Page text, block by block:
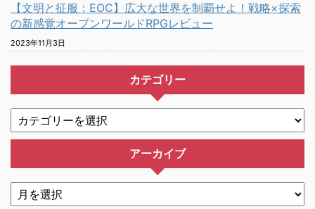
【文明と征服：EOC】広大な世界を制覇せよ！戦略×探索
の新感覚オープンワールドRPGレビュー
2023年11月3日
カテゴリー
アーカイブ